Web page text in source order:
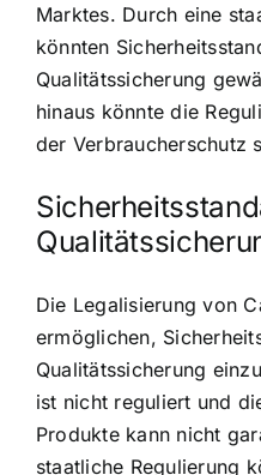
Marktes. Durch eine
könnten
Qualitätssicherung
hinaus könnte die
der Verbraucherschutz
Die Legalisierung von
ermöglichen,
Qualitätssicherung
ist nicht reguliert und
Produkte kann nicht
staatliche Regulierung